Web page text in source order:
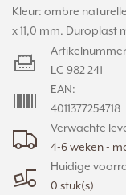
Kleur: ombre naturelle
x 11,0 mm. Duroplast
Verwachte
4-6 weken -
Huidige
0 stuk(s)
LC 982 241
EAN:
4011377254718